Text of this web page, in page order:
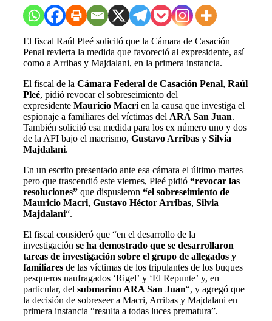
El fiscal Raúl Pleé solicitó que la Cámara de Casación
Penal revierta la medida que favoreció al expresidente, así
como a Arribas y Majdalani, en la primera instancia.
El fiscal de la Cámara Federal de Casación Penal, Raúl
Pleé, pidió revocar el sobreseimiento del
expresidente Mauricio Macri en la causa que investiga el
espionaje a familiares del víctimas del ARA San Juan.
También solicitó esa medida para los ex número uno y dos
de la AFI bajo el macrismo, Gustavo Arribas y Silvia
Majdalani.
En un escrito presentado ante esa cámara el último martes
pero que trascendió este viernes, Pleé pidió “revocar las
resoluciones” que dispusieron “el sobreseimiento de
Mauricio Macri, Gustavo Héctor Arribas, Silvia
Majdalani“.
El fiscal consideró que “en el desarrollo de la
investigación se ha demostrado que se desarrollaron
tareas de investigación sobre el grupo de allegados y
familiares de las víctimas de los tripulantes de los buques
pesqueros naufragados ‘Rigel’ y ‘El Repunte’ y, en
particular, del submarino ARA San Juan“, y agregó que
la decisión de sobreseer a Macri, Arribas y Majdalani en
primera instancia “resulta a todas luces prematura”.